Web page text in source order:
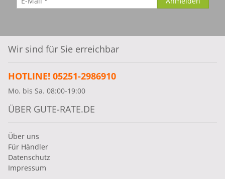
Wir sind für Sie erreichbar
HOTLINE! 05251-2986910
Mo. bis Sa. 08:00-19:00
ÜBER GUTE-RATE.DE
Über uns
Für Händler
Datenschutz
Impressum